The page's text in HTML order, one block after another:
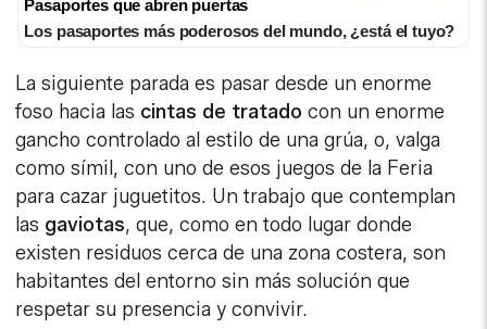
Pasaportes que abren puertas
Los pasaportes más poderosos del mundo, ¿está el tuyo?
La siguiente parada es pasar desde un enorme
foso hacia las cintas de tratado con un enorme
gancho controlado al estilo de una grúa, o, valga
como símil, con uno de esos juegos de la Feria
para cazar juguetitos. Un trabajo que contemplan
las gaviotas, que, como en todo lugar donde
existen residuos cerca de una zona costera, son
habitantes del entorno sin más solución que
respetar su presencia y convivir.